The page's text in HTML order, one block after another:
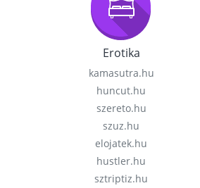
Erotika
kamasutra.hu
huncut.hu
szereto.hu
szuz.hu
elojatek.hu
hustler.hu
sztriptiz.hu